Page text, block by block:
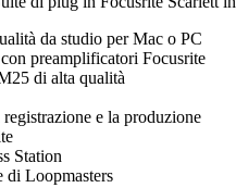
da studio per Mac o PC
preamplificatori Focusrite
di alta qualità
e la produzione
Station
di Loopmasters